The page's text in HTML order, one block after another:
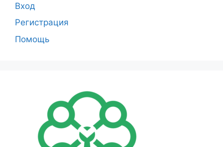
Вход
Регистрация
Помощь